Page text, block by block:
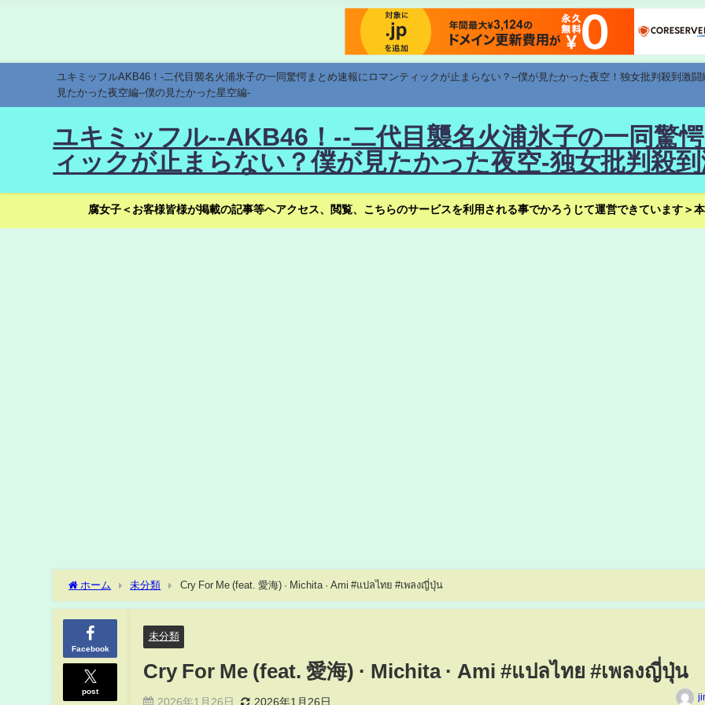
ユキミッフルAKB46！-二代目襲名火浦氷子の一同驚愕まとめ速報にロマンティックが止まらない？--僕が見たかった夜空！独女批判殺到激
見たかった夜空編--僕の見たかった星空編-
ユキミッフル--AKB46！--二代目襲名火浦氷子の一同驚
ィックが止まらない？僕が見たかった夜空-独女批判殺
腐女子＜お客様皆様が掲載の記事等へアクセス、閲覧、こちらのサービスを利用される事でかろうじて運営できています＞
ホーム 未分類 Cry For Me (feat. 愛海) · Michita · Ami #แปลไทย #เพลงญี่ปุ่น
Facebook
post
未分類
Cry For Me (feat. 愛海) · Michita · Ami #แปลไทย #เพลงญี่ปุ่น
2026年1月26日 2026年1月26日